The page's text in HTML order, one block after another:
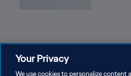
Your Privacy
We use cookies to personalize content